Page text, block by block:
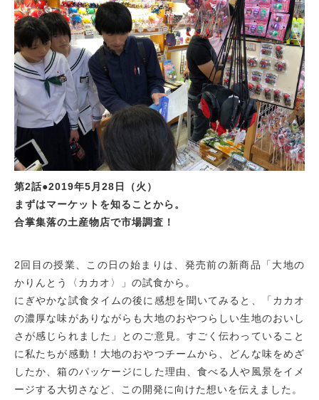
第2話●2019年5月28日（火）
まずはマーケットを知ることから。
合掌集落の土産物店で市場調査！
2回目の授業、この日の始まりは、発売前の新商品「大地の
かりんとう〈カカオ〉」の試食から。
にぎやかな試食タイムの後に感想を聞いてみると、「カカオ
の濃厚な味がありながらも大地のおやつらしい生地のおいし
さが感じられました」とのご意見。すごく伝わっていること
に私たちが感動！大地のおやつチームから、どんな味をめざ
したか、箱のパッケージにした理由、食べる人や風景をイメ
ージする大切さなど、この開発に向けた想いを伝えました。